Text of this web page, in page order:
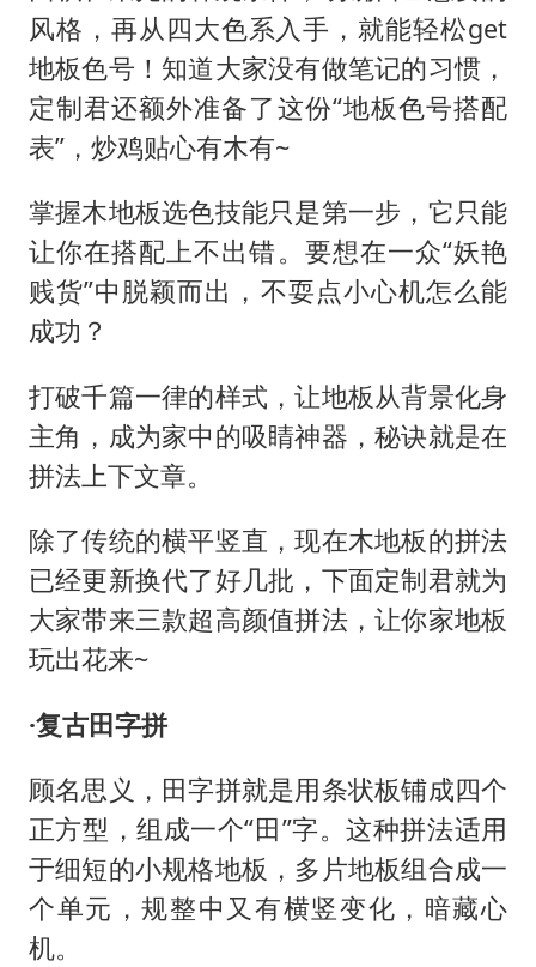
风格，再从四大色系入手，就能轻松get
地板色号！知道大家没有做笔记的习惯，
定制君还额外准备了这份“地板色号搭配
表”，炒鸡贴心有木有~
掌握木地板选色技能只是第一步，它只能
让你在搭配上不出错。要想在一众“妖艳
贱货”中脱颖而出，不耍点小心机怎么能
成功？
打破千篇一律的样式，让地板从背景化身
主角，成为家中的吸睛神器，秘诀就是在
拼法上下文章。
除了传统的横平竖直，现在木地板的拼法
已经更新换代了好几批，下面定制君就为
大家带来三款超高颜值拼法，让你家地板
玩出花来~
·复古田字拼
顾名思义，田字拼就是用条状板铺成四个
正方型，组成一个“田”字。这种拼法适用
于细短的小规格地板，多片地板组合成一
个单元，规整中又有横竖变化，暗藏心
机。